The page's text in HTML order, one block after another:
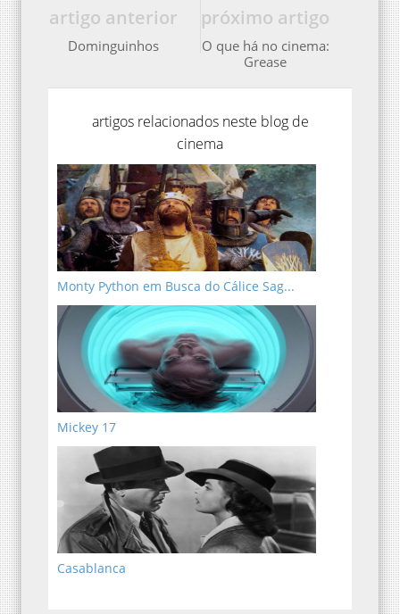
próximo artigo
O que há no cinema:
Grease
artigo anterior
Dominguinhos
artigos relacionados neste blog de
cinema
Monty Python em Busca do Cálice Sag...
Mickey 17
Casablanca